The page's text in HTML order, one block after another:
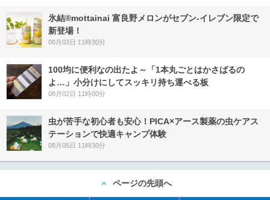
氷結®mottainai 富良野メロンがセブン‐イレブン限定で
新登場！
08月03日 11時30分
100均に便利なの出たよ～「1本丸ごとはかさばるの
よ…」小分けにしてスッキリ持ち運べる板
08月02日 11時00分
虫が苦手な初心者も安心！PICA×アース製薬の虫ケアス
テーションで快適キャンプ体験
08月05日 11時30分
ページの先頭へ